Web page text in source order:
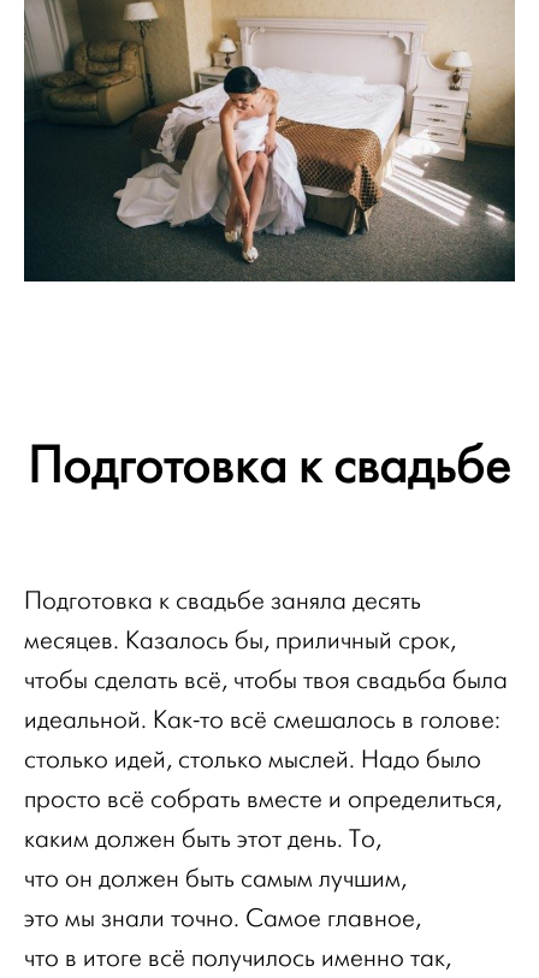
Подготовка к свадьбе
Подготовка к свадьбе заняла десять
месяцев. Казалось бы, приличный срок,
чтобы сделать всё, чтобы твоя свадьба была
идеальной. Как-то всё смешалось в голове:
столько идей, столько мыслей. Надо было
просто всё собрать вместе и определиться,
каким должен быть этот день. То,
что он должен быть самым лучшим,
это мы знали точно. Самое главное,
что в итоге всё получилось именно так,